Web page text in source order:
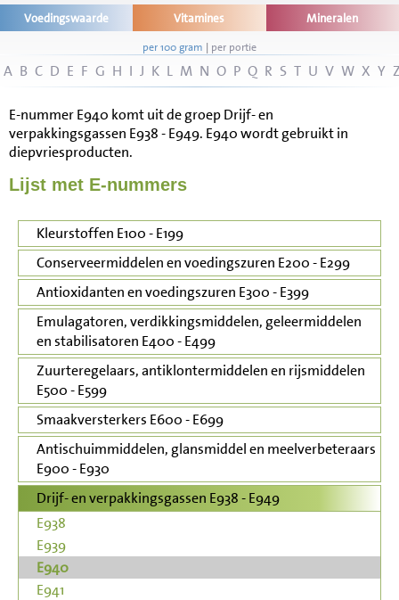
Disclaimer
Voedingswaarde Vitamines Mineralen
per 100 gram | per portie
A B C D E F G H I J K L M N O P Q R S T U V W X Y
E-nummer E940 komt uit de groep Drijf- en
verpakkingsgassen E938 - E949. E940 wordt gebruikt in
diepvriesproducten.
Lijst met E-nummers
Kleurstoffen E100 - E199
Conserveermiddelen en voedingszuren E200 - E299
Antioxidanten en voedingszuren E300 - E399
Emulagatoren, verdikkingsmiddelen, geleermiddelen
en stabilisatoren E400 - E499
Zuurteregelaars, antiklontermiddelen en rijsmiddelen
E500 - E599
Smaakversterkers E600 - E699
Antischuimmiddelen, glansmiddel en meelverbeteraars
E900 - E930
Drijf- en verpakkingsgassen E938 - E949
E938
E939
E940
E941